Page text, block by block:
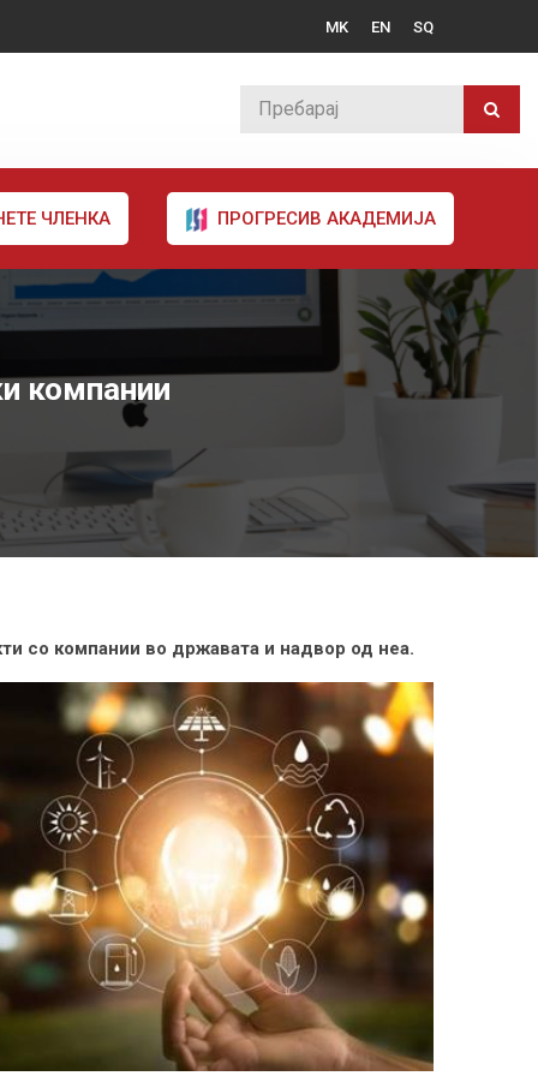
MK EN SQ
ЧЛЕНКА ПРОГРЕСИВ АКАДЕМИЈА
компании
со компании во државата и надвор од неа.